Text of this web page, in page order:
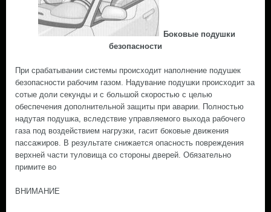
Боковые подушки
безопасности
При срабатывании системы происходит наполнение подушек
безопасности рабочим газом. Надувание подушки происходит за
сотые доли секунды и с большой скоростью с целью
обеспечения дополнительной защиты при аварии. Полностью
надутая подушка, вследствие управляемого выхода рабочего
газа под воздействием нагрузки, гасит боковые движения
пассажиров. В результате снижается опасность повреждения
верхней части туловища со стороны дверей. Обязательно
примите во
ВНИМАНИЕ